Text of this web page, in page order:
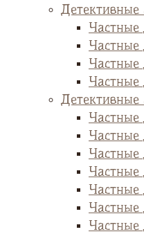
Детективные
Частные
Частные
Частные
Частные
Детективные
Частные
Частные
Частные
Частные
Частные
Частные
Частные